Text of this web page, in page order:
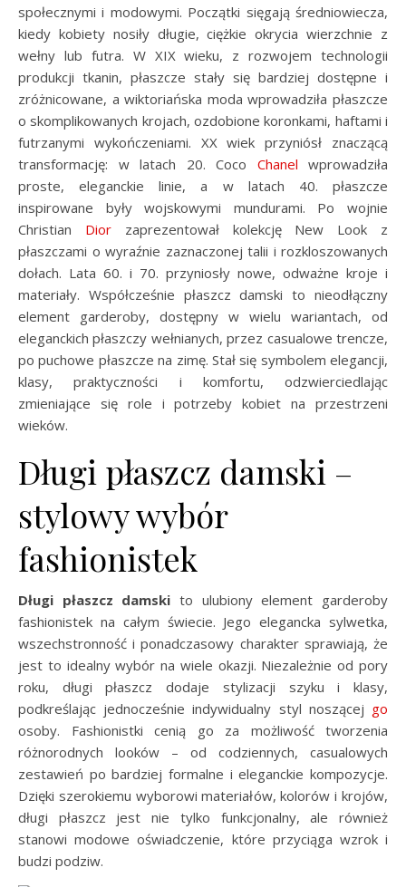
społecznymi i modowymi. Początki sięgają średniowiecza,
kiedy kobiety nosiły długie, ciężkie okrycia wierzchnie z
wełny lub futra. W XIX wieku, z rozwojem technologii
produkcji tkanin, płaszcze stały się bardziej dostępne i
zróżnicowane, a wiktoriańska moda wprowadziła płaszcze
o skomplikowanych krojach, ozdobione koronkami, haftami i
futrzanymi wykończeniami. XX wiek przyniósł znaczącą
transformację: w latach 20. Coco Chanel wprowadziła
proste, eleganckie linie, a w latach 40. płaszcze
inspirowane były wojskowymi mundurami. Po wojnie
Christian Diorzaprezentował kolekcję New Look z
płaszczami o wyraźnie zaznaczonej talii i rozkloszowanych
dołach. Lata 60. i 70. przyniosły nowe, odważne kroje i
materiały. Współcześnie płaszcz damski to nieodłączny
element garderoby, dostępny w wielu wariantach, od
eleganckich płaszczy wełnianych, przez casualowe trencze,
po puchowe płaszcze na zimę. Stał się symbolem elegancji,
klasy, praktyczności i komfortu, odzwierciedlając
zmieniające się role i potrzeby kobiet na przestrzeni
wieków.
Długi płaszcz damski –
stylowy wybór
fashionistek
Długi płaszcz damski to ulubiony element garderoby
fashionistek na całym świecie. Jego elegancka sylwetka,
wszechstronność i ponadczasowy charakter sprawiają, że
jest to idealny wybór na wiele okazji. Niezależnie od pory
roku, długi płaszcz dodaje stylizacji szyku i klasy,
podkreślając jednocześnie indywidualny styl noszącej go
osoby. Fashionistki cenią go za możliwość tworzenia
różnorodnych looków – od codziennych, casualowych
zestawień po bardziej formalne i eleganckie kompozycje.
Dzięki szerokiemu wyborowi materiałów, kolorów i krojów,
długi płaszcz jest nie tylko funkcjonalny, ale również
stanowi modowe oświadczenie, które przyciąga wzrok i
budzi podziw.